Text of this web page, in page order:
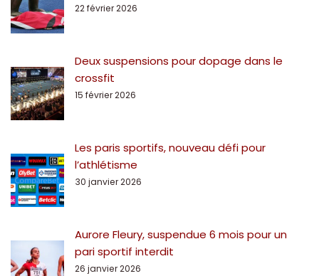
22 février 2026
Deux suspensions pour dopage dans le
crossfit
15 février 2026
Les paris sportifs, nouveau défi pour
l’athlétisme
30 janvier 2026
Aurore Fleury, suspendue 6 mois pour un
pari sportif interdit
26 janvier 2026